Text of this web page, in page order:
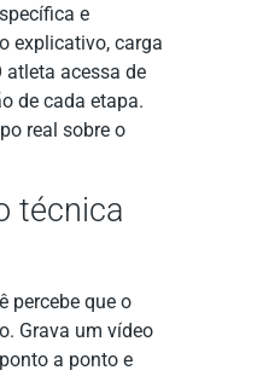
e
explicativo, carga
atleta acessa de
de cada etapa.
real sobre o
técnica
percebe que o
Grava um vídeo
a ponto e